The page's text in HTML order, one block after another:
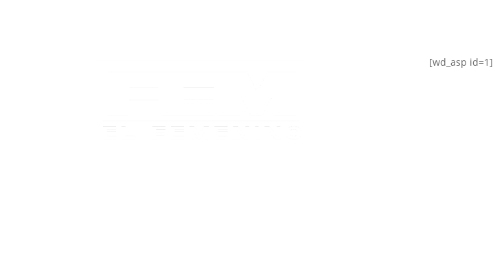
[wd_asp id=1]